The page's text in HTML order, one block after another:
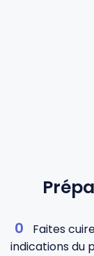
Faites
indications du